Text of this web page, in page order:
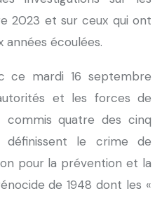
2023 et sur ceux qui ont
années écoulées.
ce mardi 16 septembre
et les forces de
commis quatre des cinq
le crime de
pour la prévention et la
de 1948 dont les «